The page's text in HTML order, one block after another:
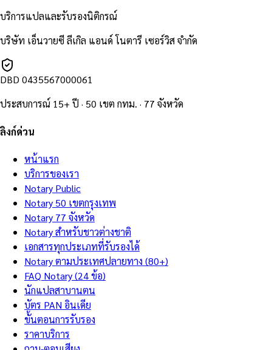
บริการแปลและรับรองนิติกรณ์
บริษัท เอ็นวายซี ลีเกิล แอนด์ โนตารี เซอร์วิส จำกัด
DBD 0435567000061
ประสบการณ์ 15+ ปี · 50 เขต กทม. · 77 จังหวัด
ลิงก์ด่วน
หน้าแรก
บริการของเรา
Notary Public
Notary 50 เขตกรุงเทพ
Notary 77 จังหวัด
Notary สำหรับชาวต่างชาติ
เอกสารทุกประเภทที่รับรองได้
Notary ตามประเทศปลายทาง (80+)
FAQ Notary (24 ข้อ)
นักแปลสาบานตน
บัตร PAN อินเดีย
ขั้นตอนการรับรอง
ราคาบริการ